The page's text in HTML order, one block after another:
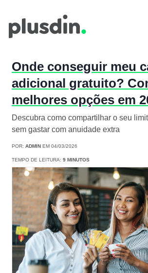
Onde conseguir meu
adicional gratuito?
melhores opções em
Descubra como compartilhar o seu
sem gastar com anuidade extra
POR: ADMIN EM 04/03/2026
TEMPO DE LEITURA: 9 MINUTOS